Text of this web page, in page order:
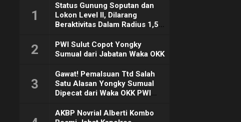
1
Status Gunung Soputan dan
Lokon Level II, Dilarang
Beraktivitas Dalam Radius 1,5
2
PWI Sulut Copot Yongky
Sumual dari Jabatan Waka OKK
3
Gawat! Pemalsuan Ttd Salah
Satu Alasan Yongky Sumual
Dipecat dari Waka OKK PWI
AKBP Novrial Alberti Kombo